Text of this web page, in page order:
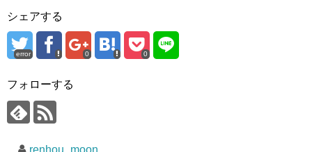
シェアする
error 0 0
フォローする
renhou_moon